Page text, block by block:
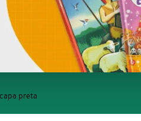
preta